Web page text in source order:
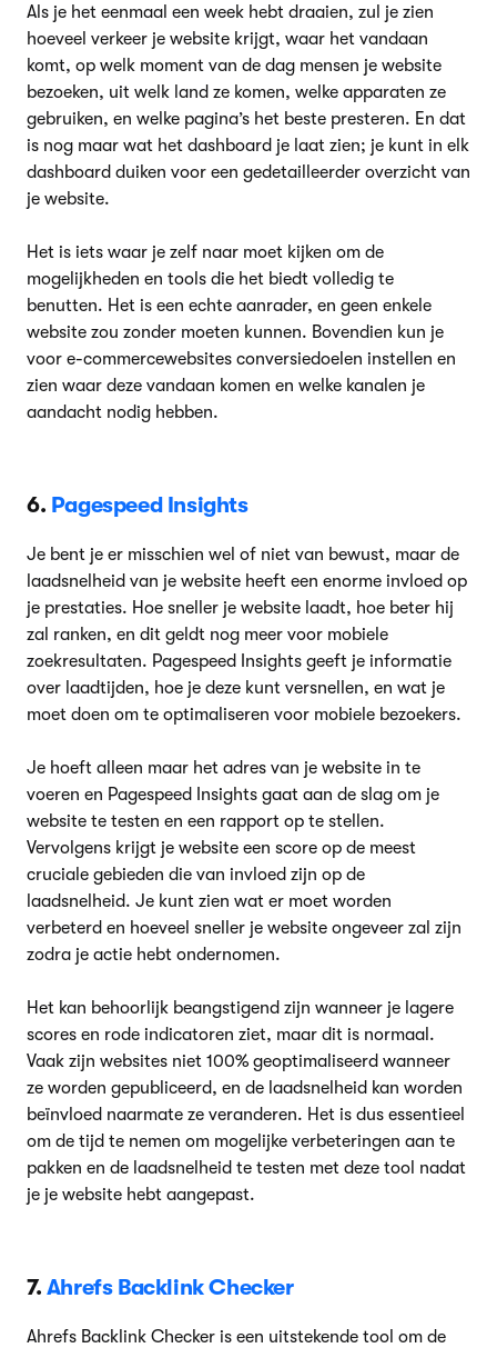
Als je het eenmaal een week hebt draaien, zul je zien
hoeveel verkeer je website krijgt, waar het vandaan
komt, op welk moment van de dag mensen je website
bezoeken, uit welk land ze komen, welke apparaten ze
gebruiken, en welke pagina’s het beste presteren. En dat
is nog maar wat het dashboard je laat zien; je kunt in elk
dashboard duiken voor een gedetailleerder overzicht van
je website.
Het is iets waar je zelf naar moet kijken om de
mogelijkheden en tools die het biedt volledig te
benutten. Het is een echte aanrader, en geen enkele
website zou zonder moeten kunnen. Bovendien kun je
voor e-commercewebsites conversiedoelen instellen en
zien waar deze vandaan komen en welke kanalen je
aandacht nodig hebben.
6. Pagespeed Insights
Je bent je er misschien wel of niet van bewust, maar de
laadsnelheid van je website heeft een enorme invloed op
je prestaties. Hoe sneller je website laadt, hoe beter hij
zal ranken, en dit geldt nog meer voor mobiele
zoekresultaten. Pagespeed Insights geeft je informatie
over laadtijden, hoe je deze kunt versnellen, en wat je
moet doen om te optimaliseren voor mobiele bezoekers.
Je hoeft alleen maar het adres van je website in te
voeren en Pagespeed Insights gaat aan de slag om je
website te testen en een rapport op te stellen.
Vervolgens krijgt je website een score op de meest
cruciale gebieden die van invloed zijn op de
laadsnelheid. Je kunt zien wat er moet worden
verbeterd en hoeveel sneller je website ongeveer zal zijn
zodra je actie hebt ondernomen.
Het kan behoorlijk beangstigend zijn wanneer je lagere
scores en rode indicatoren ziet, maar dit is normaal.
Vaak zijn websites niet 100% geoptimaliseerd wanneer
ze worden gepubliceerd, en de laadsnelheid kan worden
beïnvloed naarmate ze veranderen. Het is dus essentieel
om de tijd te nemen om mogelijke verbeteringen aan te
pakken en de laadsnelheid te testen met deze tool nadat
je je website hebt aangepast.
7. Ahrefs Backlink Checker
Ahrefs Backlink Checker is een uitstekende tool om de